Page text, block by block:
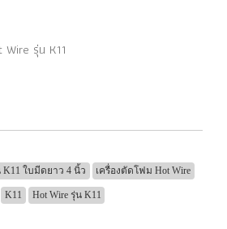
Wire รุ่น K11
K11 ใบมีดยาว 4 นิ้ว เครื่องตัดโฟม Hot Wire
K11 Hot Wire รุ่น K11